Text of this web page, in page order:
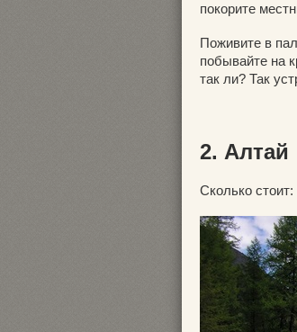
покорите
Поживите в
побывайте на
так ли? Так
2. Алтай
Сколько